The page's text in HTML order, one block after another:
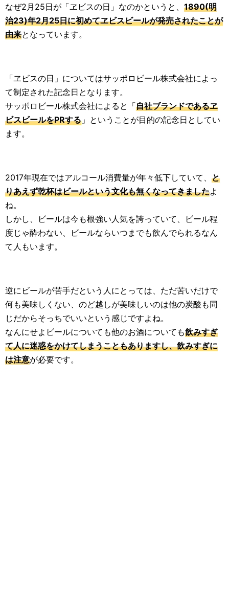
なぜ2月25日が「ヱビスの日」なのかというと、 1890(明
治23)年2月25日に初めてヱビスビールが発売されたことが
由来となっています。
「ヱビスの日」についてはサッポロビール株式会社によっ
て制定された記念日となります。
サッポロビール株式会社によると「自社ブランドであるヱ
ビスビールをPRする 」ということが目的の記念日としてい
ます。
2017年現在ではアルコール消費量が年々低下していて、 と
りあえず乾杯はビールという文化も無くなってきましたよ
ね。
しかし、ビールは今も根強い人気を誇っていて、ビール程
度じゃ酔わない、ビールならいつまでも飲んでられるなん
て人もいます。
逆にビールが苦手だという人にとっては、ただ苦いだけで
何も美味しくない、のど越しが美味しいのは他の炭酸も同
じだからそっちでいいという感じですよね。
なんにせよビールについても他のお酒についても飲みすぎ
て人に迷惑をかけてしまうこともありますし、飲みすぎに
は注意が必要です。